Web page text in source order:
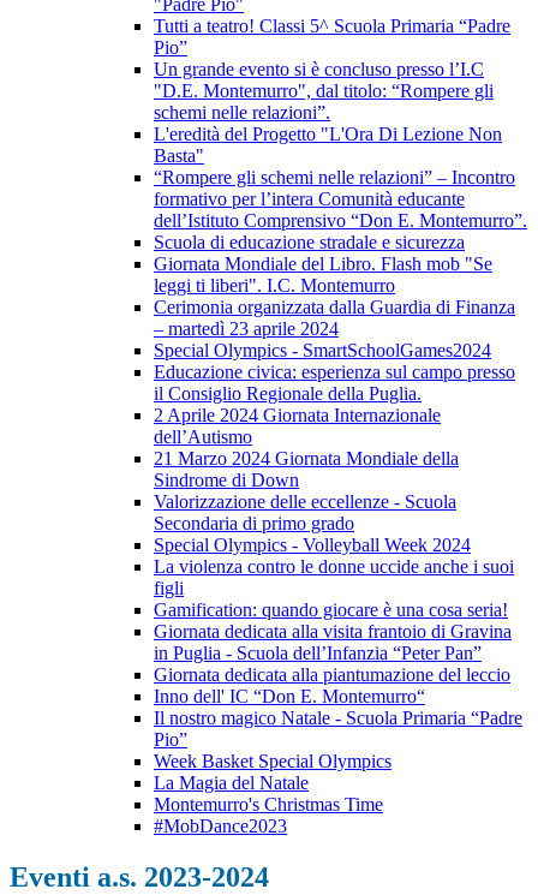
"Padre Pio"
Tutti a teatro! Classi 5^ Scuola Primaria “Padre
Pio”
Un grande evento si è concluso presso l’I.C
"D.E. Montemurro", dal titolo: “Rompere gli
schemi nelle relazioni”.
L'eredità del Progetto "L'Ora Di Lezione Non
Basta"
“Rompere gli schemi nelle relazioni” – Incontro
formativo per l’intera Comunità educante
dell’Istituto Comprensivo “Don E. Montemurro”.
Scuola di educazione stradale e sicurezza
Giornata Mondiale del Libro. Flash mob "Se
leggi ti liberi". I.C. Montemurro
Cerimonia organizzata dalla Guardia di Finanza
– martedì 23 aprile 2024
Special Olympics - SmartSchoolGames2024
Educazione civica: esperienza sul campo presso
il Consiglio Regionale della Puglia.
2 Aprile 2024 Giornata Internazionale
dell’Autismo
21 Marzo 2024 Giornata Mondiale della
Sindrome di Down
Valorizzazione delle eccellenze - Scuola
Secondaria di primo grado
Special Olympics - Volleyball Week 2024
La violenza contro le donne uccide anche i suoi
figli
Gamification: quando giocare è una cosa seria!
Giornata dedicata alla visita frantoio di Gravina
in Puglia - Scuola dell’Infanzia “Peter Pan”
Giornata dedicata alla piantumazione del leccio
Inno dell' IC “Don E. Montemurro“
Il nostro magico Natale - Scuola Primaria “Padre
Pio”
Week Basket Special Olympics
La Magia del Natale
Montemurro's Christmas Time
#MobDance2023
Eventi a.s. 2023-2024